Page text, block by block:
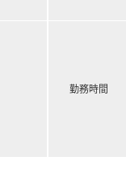
勤務時間